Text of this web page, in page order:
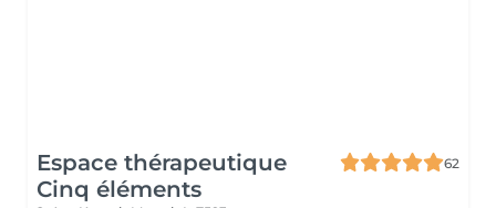
Espace thérapeutique
Cinq éléments
62